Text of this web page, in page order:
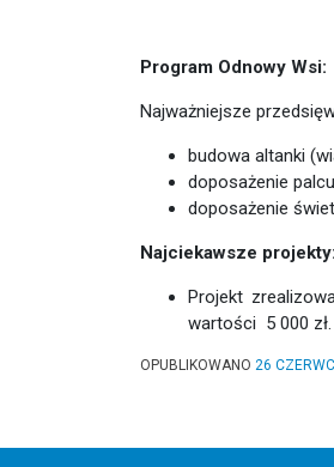
Program Odnowy Wsi:
Najważniejsze
budowa altanki
doposażenie
doposażenie
Najciekawsze projekty:
Projekt
wartości 5 000 zł.
OPUBLIKOWANO 26